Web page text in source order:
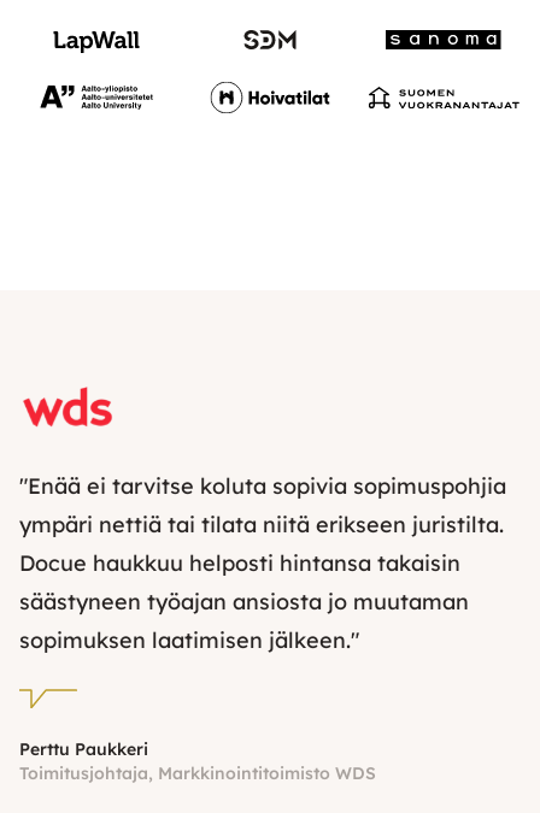
"Enää ei tarvitse koluta sopivia sopimuspohjia
ympäri nettiä tai tilata niitä erikseen juristilta.
Docue haukkuu helposti hintansa takaisin
säästyneen työajan ansiosta jo muutaman
sopimuksen laatimisen jälkeen."
Perttu Paukkeri
Toimitusjohtaja, Markkinointitoimisto WDS